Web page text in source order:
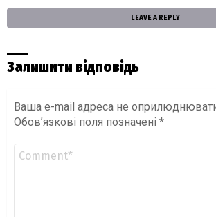
LEAVE A REPLY
Залишити відповідь
Ваша e-mail адреса не
Обов’язкові поля позначені *